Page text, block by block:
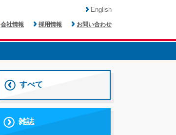
会社情報 採用情報 お問い合わせ
English
すべて
雑誌